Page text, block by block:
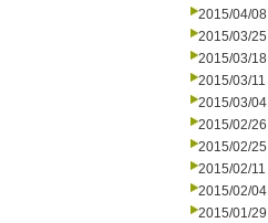
2015/04/08
2015/03/25
2015/03/18
2015/03/11
2015/03/04
2015/02/26
2015/02/25
2015/02/11
2015/02/04
2015/01/29